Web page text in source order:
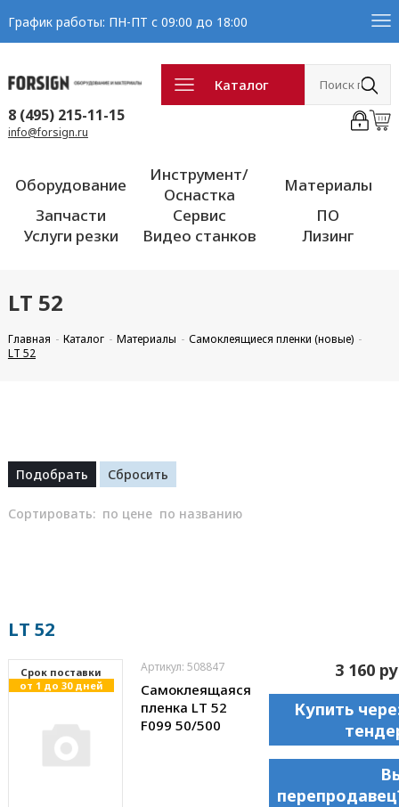
График работы: ПН-ПТ с 09:00 до 18:00
Каталог
8 (495) 215-11-15
info@forsign.ru
Оборудование
Инструмент/
Оснастка
Материалы
Запчасти
Сервис
ПО
Услуги резки
Видео станков Лизинг
LT 52
Главная Каталог Материалы
Самоклеящиеся пленки (новые)
LT 52
Сортировать: по цене по названию
LT 52
Cрок поставки
от 1 до 30 дней
Артикул: 508847
Самоклеящаяся
пленка LT 52
F099 50/500
3 160
Купить